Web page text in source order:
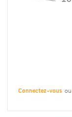
Connectez-vous ou